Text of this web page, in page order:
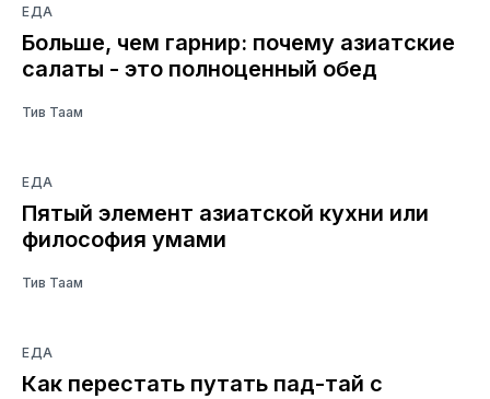
ЕДА
Больше, чем гарнир: почему азиатские
салаты - это полноценный обед
Тив Таам
ЕДА
Пятый элемент азиатской кухни или
философия умами
Тив Таам
ЕДА
Как перестать путать пад-тай с